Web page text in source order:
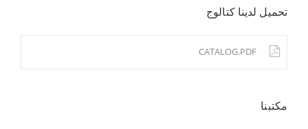
تحميل لدينا كتالوج
CATALOG.PDF
مكتبنا